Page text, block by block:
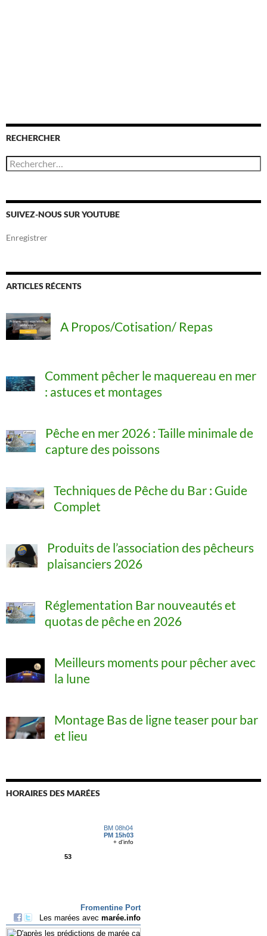
RECHERCHER
R
e
e
r
h
SUIVEZ-NOUS SUR YOUTUBE
Enregistrer
ARTICLES RÉCENTS
A Propos/Cotisation/ Repas
Comment pêcher le maquereau en mer
: astuces et montages
Pêche en mer 2026 : Taille minimale de
capture des poissons
Techniques de Pêche du Bar : Guide
Complet
Produits de l’association des pêcheurs
plaisanciers 2026
Réglementation Bar nouveautés et
quotas de pêche en 2026
Meilleurs moments pour pêcher avec
la lune
Montage Bas de ligne teaser pour bar
et lieu
HORAIRES DES MARÉES